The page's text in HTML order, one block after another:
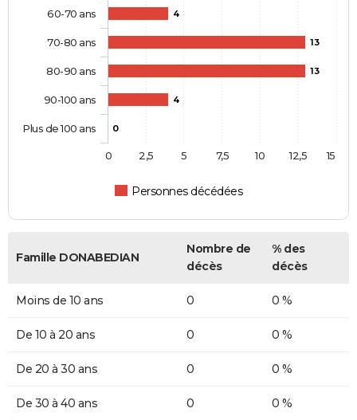
4
13
13
4
0
Personnes décédées
60-70 ans
70-80 ans
80-90 ans
90-100 ans
Plus de 100 ans
0 2,5 5 7,5 10 12,5 15
Famille DONABEDIAN
Nombre de
décès
% des
décès
Moins de 10 ans 0 0 %
De 10 à 20 ans 0 0 %
De 20 à 30 ans 0 0 %
De 30 à 40 ans 0 0 %